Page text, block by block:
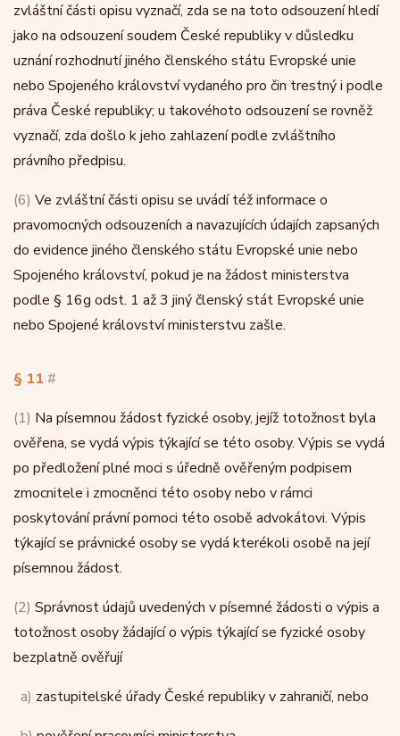
zvláštní části opisu vyznačí, zda se na toto odsouzení hledí
jako na odsouzení soudem České republiky v důsledku
uznání rozhodnutí jiného členského státu Evropské unie
nebo Spojeného království vydaného pro čin trestný i podle
práva České republiky; u takovéhoto odsouzení se rovněž
vyznačí, zda došlo k jeho zahlazení podle zvláštního
právního předpisu.
(6) Ve zvláštní části opisu se uvádí též informace o
pravomocných odsouzeních a navazujících údajích zapsaných
do evidence jiného členského státu Evropské unie nebo
Spojeného království, pokud je na žádost ministerstva
podle § 16g odst. 1 až 3 jiný členský stát Evropské unie
nebo Spojené království ministerstvu zašle.
§ 11 #
(1) Na písemnou žádost fyzické osoby, jejíž totožnost byla
ověřena, se vydá výpis týkající se této osoby. Výpis se vydá
po předložení plné moci s úředně ověřeným podpisem
zmocnitele i zmocněnci této osoby nebo v rámci
poskytování právní pomoci této osobě advokátovi. Výpis
týkající se právnické osoby se vydá kterékoli osobě na její
písemnou žádost.
(2) Správnost údajů uvedených v písemné žádosti o výpis a
totožnost osoby žádající o výpis týkající se fyzické osoby
bezplatně ověřují
a) zastupitelské úřady České republiky v zahraničí, nebo